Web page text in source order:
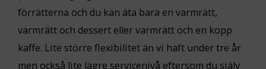
förrätterna och du kan äta bara en varmrätt,
varmrätt och dessert eller varmrätt och en kopp
kaffe. Lite större flexibilitet än vi haft under tre år
men också lite lägre servicenivå eftersom du själv